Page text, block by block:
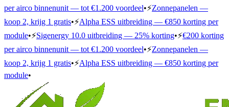
per airco binnenunit — tot €1.200 voordeel•⚡Zonnepanelen —
koop 2, krijg 1 gratis•⚡Alpha ESS uitbreiding — €850 korting per
module•⚡Sigenergy 10.0 uitbreiding — 25% korting•⚡€200 korting
per airco binnenunit — tot €1.200 voordeel•⚡Zonnepanelen —
koop 2, krijg 1 gratis•⚡Alpha ESS uitbreiding — €850 korting per
module•